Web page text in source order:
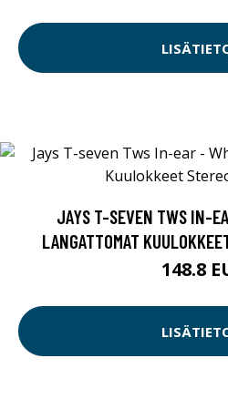
JAYS T-SEVEN TWS IN-
LANGATTOMAT
148.8